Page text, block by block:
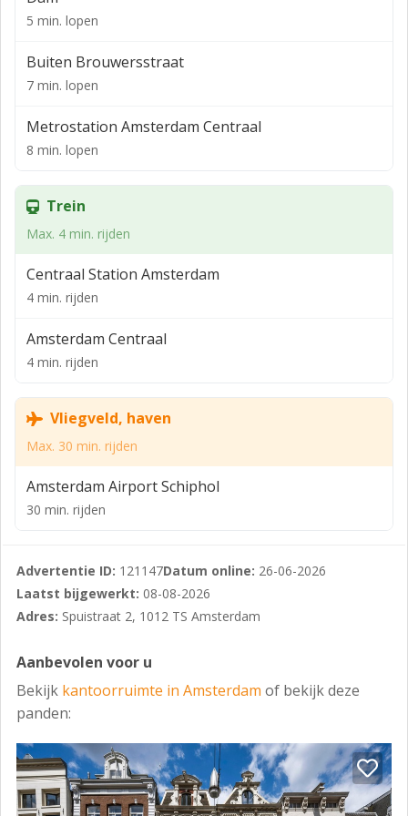
OPPERVLAKTE
4e verdieping: 174 m²
OPLEVERINGSNIVEAU
SERVICEKOSTEN
voorschotten.
OPLEVERING
1 februari 2026
HUURBETALING
Per maand vooruit.
Huurprijzen zijn exclusief servicekosten en te
vermeerderen met BTW. De huurprijs zal jaarlijks
worden geïndexeerd op basis van het CBS
OPZEGTERMIJN
Opzegtermijn van één jaar.
HUUROVEREENKOMST
Huurovereenkomst op basis van het standaardmodel
van de Raad voor Onroerende Zaken (ROZ), zoals
aangevuld met specifieke verhuurvoorwaarden.
OMZETBELASTING
5 min. lopen
Buiten Brouwersstraat
7 min. lopen
Metrostation Amsterdam Centraal
8 min. lopen
Trein
Max. 4 min. rijden
Centraal Station Amsterdam
4 min. rijden
Amsterdam Centraal
4 min. rijden
Vliegveld, haven
Max. 30 min. rijden
Amsterdam Airport Schiphol
30 min. rijden
Advertentie ID: 121147Datum online: 26-06-2026
Laatst bijgewerkt: 08-08-2026
Adres: Spuistraat 2, 1012 TS Amsterdam
Aanbevolen voor u
Bekijk kantoorruimte in Amsterdam of bekijk deze
panden: